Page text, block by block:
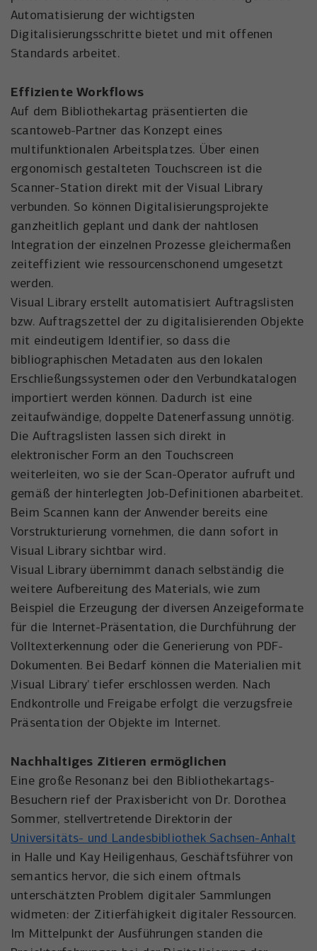
Automatisierung der wichtigsten
Digitalisierungsschritte bietet und mit offenen
Standards arbeitet.
Effiziente Workflows
Auf dem Bibliothekartag präsentierten die
scantoweb-Partner das Konzept eines
multifunktionalen Arbeitsplatzes. Über einen
ergonomisch gestalteten Touchscreen ist die
Scanner-Station direkt mit der Visual Library
verbunden. So können Digitalisierungsprojekte
ganzheitlich geplant und dank der nahtlosen
Integration der einzelnen Prozesse gleichermaßen
zeiteffizient wie ressourcenschonend umgesetzt
werden.
Visual Library erstellt automatisiert Auftragslisten
bzw. Auftragszettel der zu digitalisierenden Objekte
mit eindeutigem Identifier, so dass die
bibliographischen Metadaten aus den lokalen
Erschließungssystemen oder den Verbundkatalogen
importiert werden können. Dadurch ist eine
zeitaufwändige, doppelte Datenerfassung unnötig.
Die Auftragslisten lassen sich direkt in
elektronischer Form an den Touchscreen
weiterleiten, wo sie der Scan-Operator aufruft und
gemäß der hinterlegten Job-Definitionen abarbeitet.
Beim Scannen kann der Anwender bereits eine
Vorstrukturierung vornehmen, die dann sofort in
Visual Library sichtbar wird.
Visual Library übernimmt danach selbständig die
weitere Aufbereitung des Materials, wie zum
Beispiel die Erzeugung der diversen Anzeigeformate
für die Internet-Präsentation, die Durchführung der
Volltexterkennung oder die Generierung von PDF-
Dokumenten. Bei Bedarf können die Materialien mit
‚Visual Library’ tiefer erschlossen werden. Nach
Endkontrolle und Freigabe erfolgt die verzugsfreie
Präsentation der Objekte im Internet.
Nachhaltiges Zitieren ermöglichen
Eine große Resonanz bei den Bibliothekartags-
Besuchern rief der Praxisbericht von Dr. Dorothea
Sommer, stellvertretende Direktorin der
Universitäts- und Landesbibliothek Sachsen-Anhalt
in Halle und Kay Heiligenhaus, Geschäftsführer von
semantics hervor, die sich einem oftmals
unterschätzten Problem digitaler Sammlungen
widmeten: der Zitierfähigkeit digitaler Ressourcen.
Im Mittelpunkt der Ausführungen standen die
Name wal_webinar_source
Laufzeit 30 Tage
Zweck
Speichert die Besucher-Quelle für
Webinar-Anmeldungen.
Meta Platforms, Inc.
Laufzeit 3 Monate
Wird von Facebook/Meta genutzt, um den
Nutzer zu identifizieren.
_uetvid
Anbieter Microsoft Corporation
Laufzeit 1 Jahr
Zweck
Wird von Microsoft Bing Ads verwendet
um Nutzer über Webseiten hinweg zu
Anbieter Microsoft Corporation
Laufzeit 1 Tag
Zweck
Wird von Microsoft Bing Ads verwendet
um Nutzer über Webseiten hinweg zu
verfolgen.
Externe Inhalte
Externe Inhalte (von z.B. Videoplattformen, Social-Media-
werden, bedarf der Zugriff auf diese Inhalte keiner
manuellen Einwilligung mehr.
Anbieter Google Maps
Laufzeit 6 Monate
Zweck
Wird zum Entsperren von Google Maps-
Inhalten verwendet.
Anbieter YouTube
Laufzeit 6 Monate
Zweck
Wird verwendet, um YouTube-Inhalte zu
entsperren.
Cookie-Informationen anzeigen